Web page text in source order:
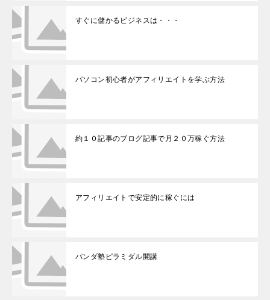
すぐに儲かるビジネスは・・・
パソコン初心者がアフィリエイトを学ぶ方法
約１０記事のブログ記事で月２０万稼ぐ方法
アフィリエイトで安定的に稼ぐには
パンダ塾ピラミダル開講